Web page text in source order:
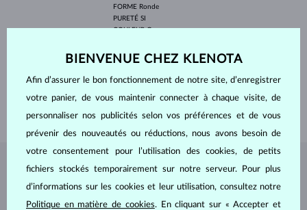
FORME Ronde
PURETÉ SI
COULEURG
POIDS0.120 ct
BIJOUX DEL'ATELIER KLENOTA
BIENVENUE CHEZ KLENOTA
Afin d’assurer le bon fonctionnement de notre site, d’enregistrer
votre panier, de vous maintenir connecter à chaque visite, de
personnaliser nos publicités selon vos préférences et de vous
prévenir des nouveautés ou réductions, nous avons besoin de
votre consentement pour l’utilisation des cookies, de petits
fichiers stockés temporairement sur notre serveur. Pour plus
d’informations sur les cookies et leur utilisation, consultez notre
Politique en matière de cookies. En cliquant sur « Accepter et